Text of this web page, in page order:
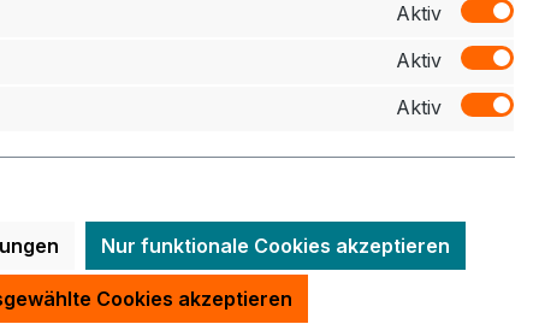
wenn nicht anders angegeben.
Aktiv
Aktiv
Aktiv
Nur funktionale Cookies akzeptieren
Cookies akzeptieren